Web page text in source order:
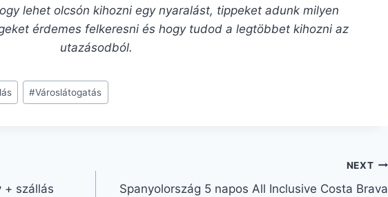
lehet olcsón kihozni egy nyaralást, tippeket adunk milyen
érdemes felkeresni és hogy tudod a legtöbbet kihozni az
utazásodból.
#Városlátogatás
+ szállás
NEXT
Spanyolország 5 napos All Inclusive Costa Brava